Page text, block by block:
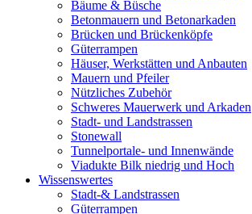
Bäume & Büsche
Betonmauern und Betonarkaden
Brücken und Brückenköpfe
Güterrampen
Häuser, Werkstätten und Anbauten
Mauern und Pfeiler
Nützliches Zubehör
Schweres Mauerwerk und Arkaden
Stadt- und Landstrassen
Stonewall
Tunnelportale- und Innenwände
Viadukte Bilk niedrig und Hoch
Wissenswertes
Stadt-& Landstrassen
Güterrampen